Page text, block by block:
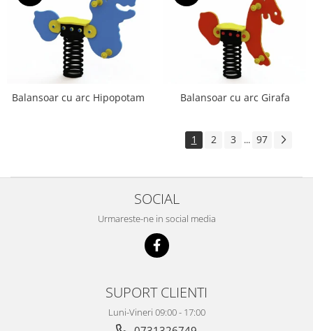
Balansoar cu arc Hipopotam Balansoar cu arc Girafa
1 2 3 ... 97
SOCIAL
Urmareste-ne in social media
SUPORT CLIENTI
Luni-Vineri 09:00 - 17:00